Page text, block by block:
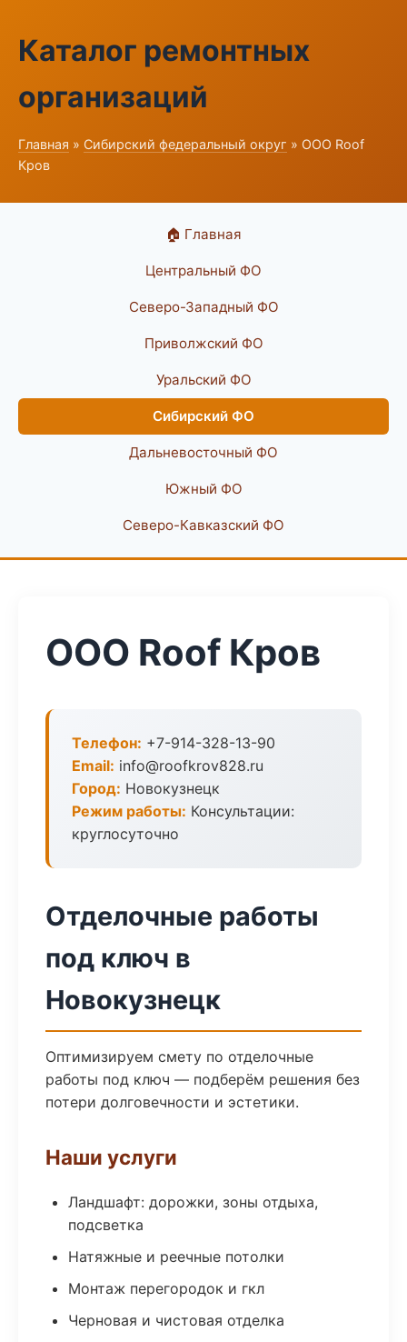
Каталог ремонтных
организаций
Главная » Сибирский федеральный округ » ООО Roof
Кров
🏠 Главная
Центральный ФО
Северо-Западный ФО
Приволжский ФО
Уральский ФО
Сибирский ФО
Дальневосточный ФО
Южный ФО
Северо-Кавказский ФО
ООО Roof Кров
Телефон: +7-914-328-13-90
Email: info@roofkrov828.ru
Город: Новокузнецк
Режим работы: Консультации:
круглосуточно
Отделочные работы
под ключ в
Новокузнецк
Оптимизируем смету по отделочные
работы под ключ — подберём решения без
потери долговечности и эстетики.
Наши услуги
Ландшафт: дорожки, зоны отдыха,
подсветка
Натяжные и реечные потолки
Монтаж перегородок и гкл
Черновая и чистовая отделка